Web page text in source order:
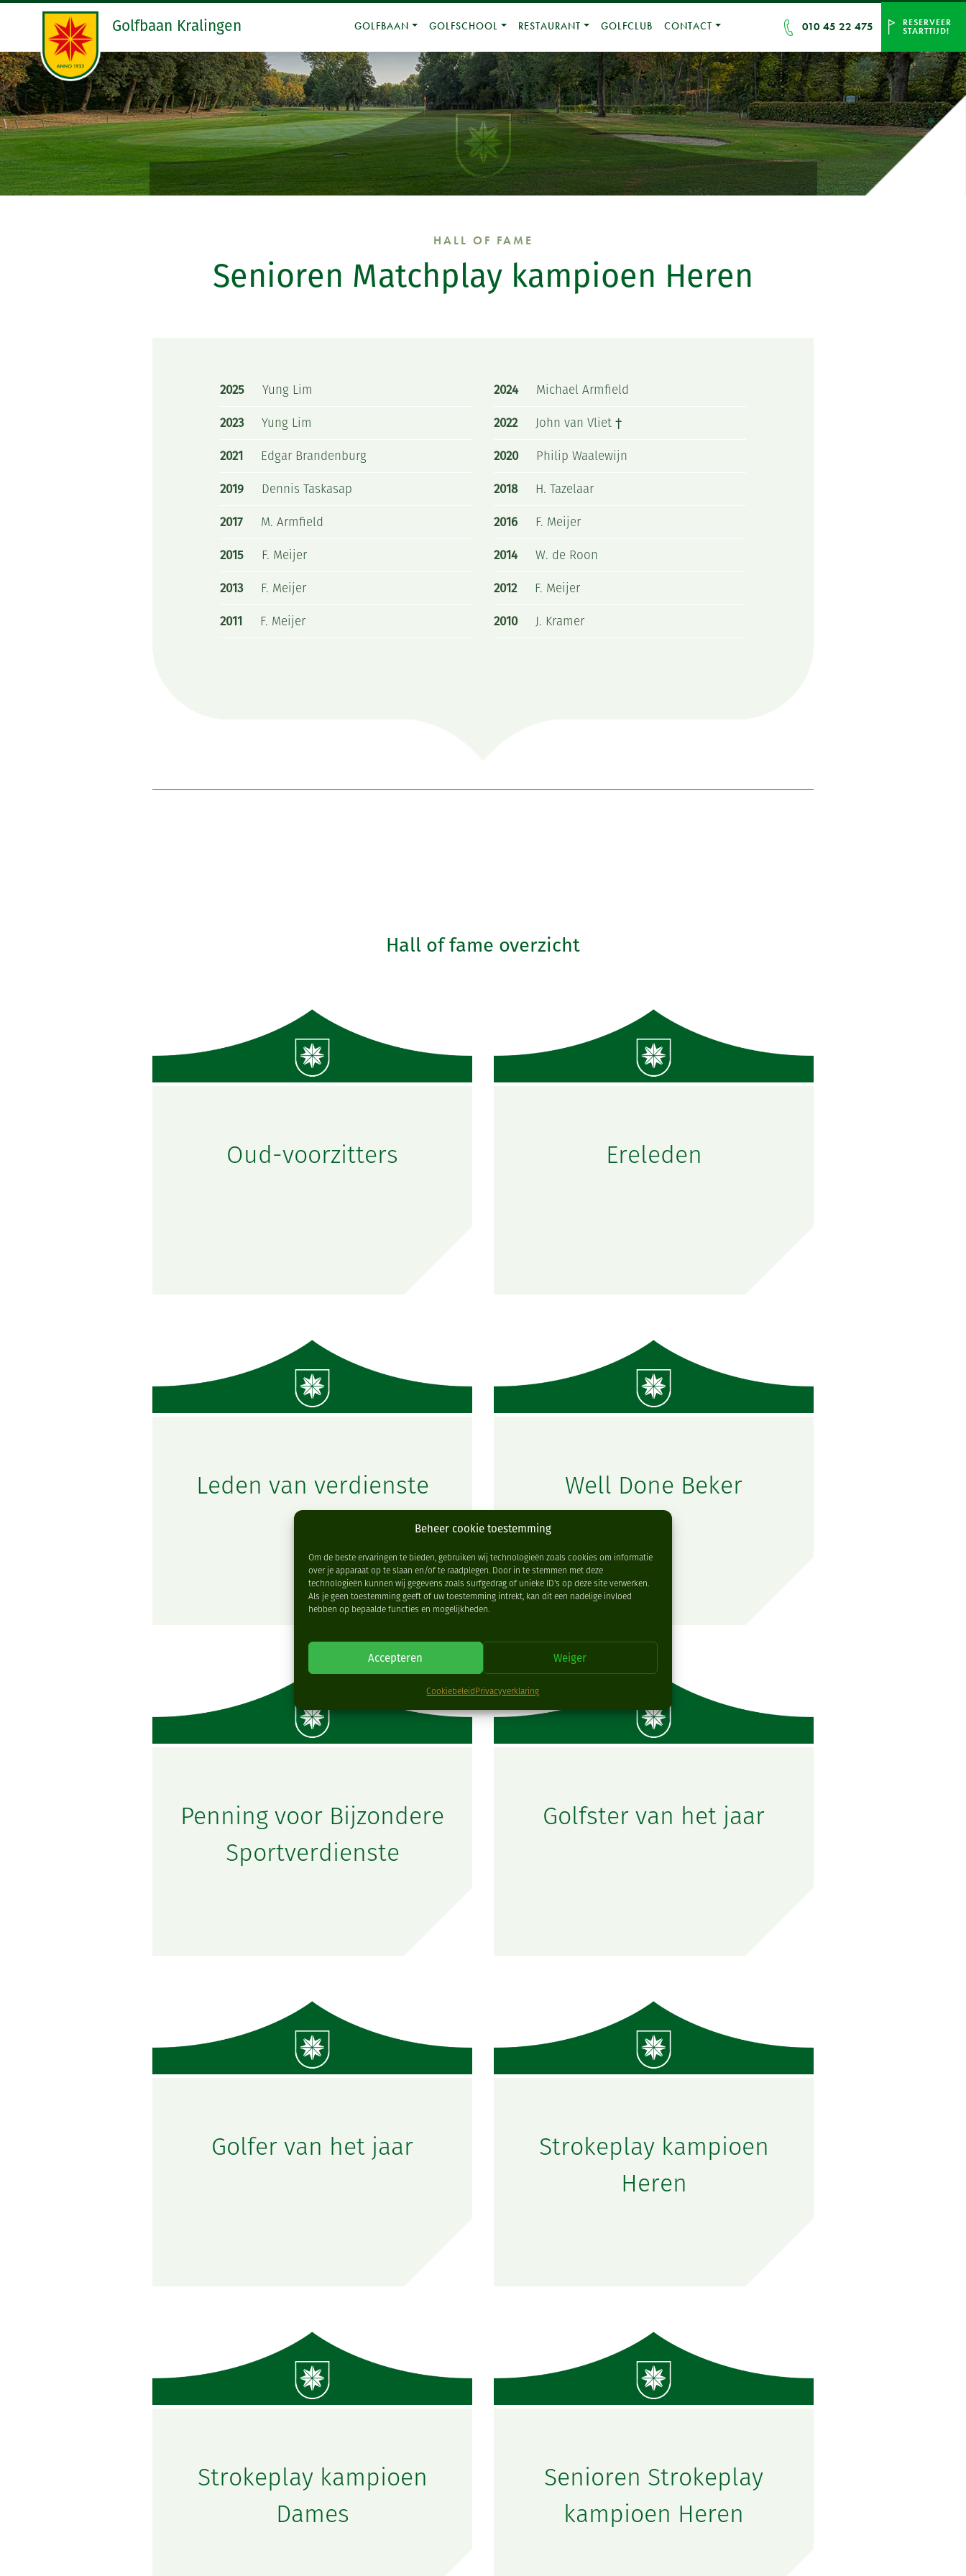
Beheer cookie toestemming
Om de beste ervaringen te bieden, gebruiken wij technologieën zoals cookies om informatie
over je apparaat op te slaan en/of te raadplegen. Door in te stemmen met deze
technologieën kunnen wij gegevens zoals surfgedrag of unieke ID's op deze site verwerken.
Als je geen toestemming geeft of uw toestemming intrekt, kan dit een nadelige invloed
hebben op bepaalde functies en mogelijkheden.
Accepteren Weiger
CookiebeleidPrivacyverklaring
Golfbaan Kralingen 010 45 22 475 RESERVEER
STARTTIJD!
GOLFBAAN GOLFSCHOOL RESTAURANT GOLFCLUB CONTACT
HALL OF FAME
Senioren Matchplay kampioen Heren
2025 Yung Lim 2024
Michael Armfield
2023
Yung Lim 2022
John van Vliet †
2021
Edgar Brandenburg 2020
Philip Waalewijn
2019
Dennis Taskasap 2018
H. Tazelaar
2017
M. Armfield 2016
F. Meijer
2015
F. Meijer 2014
W. de Roon
2013
F. Meijer 2012
F. Meijer
2011
F. Meijer 2010 J. Kramer
Hall of fame overzicht
Oud-voorzitters Ereleden
Leden van verdienste Well Done Beker
Penning voor Bijzondere
Sportverdienste
Golfster van het jaar
Golfer van het jaar
Strokeplay kampioen
Heren
Strokeplay kampioen
Dames
Senioren Strokeplay
kampioen Heren